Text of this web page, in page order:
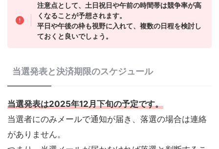
注意点として、土日祝日や午前の時間帯は競争率が高
くなることが予想されます。
平日や午後の枠も視野に入れて、複数の日程を検討し
ておくと良いでしょう。
当選発表と決済期限のスケジュール
当選発表は2025年12月下旬の予定です。
当選者にのみメールで通知が届き、落選の場合は連絡
がありません。